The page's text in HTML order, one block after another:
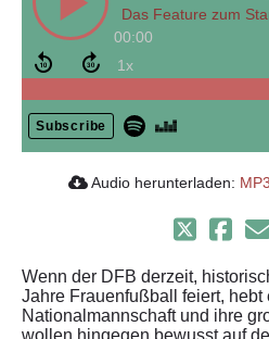
Das Feature zum
00:00
Subscribe
Audio herunterladen: MP3
Wenn der DFB derzeit,
Jahre Frauenfußball feiert, hebt
Nationalmannschaft und ihre
wollen hingegen bewusst auf